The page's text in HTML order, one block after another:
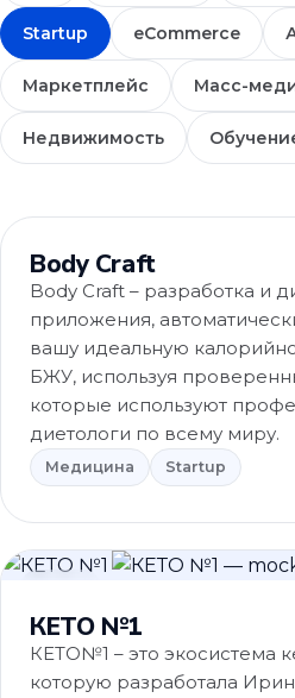
Startup eCommerce
Маркетплейс Масс-
Недвижимость
Медицина
Body Craft
Body Craft – разработка и
приложения,
вашу идеальную
БЖУ, используя
которые используют
диетологи по всему миру.
Медицина Startup
КЕТО №1
КЕТО№1 – это экосистема
которую разработала